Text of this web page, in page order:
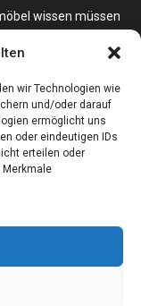
wir Technologien wie
und/oder darauf
ermöglicht uns
oder eindeutigen IDs
erteilen oder
wissen müssen